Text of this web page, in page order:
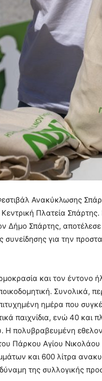
Ανακύκλωσης
Κεντρική Πλατεία
Δήμο Σπάρτης,
συνείδησης για την
και τον έντονο
Συνολικά,
ημέρα που
παιχνίδια, ενώ 40 και
Η πολυβραβευμένη
Πάρκου Αγίου
και 600 λίτρα
της συλλογικής